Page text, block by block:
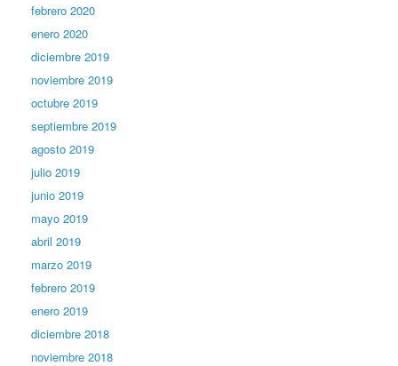
febrero 2020
enero 2020
diciembre 2019
noviembre 2019
octubre 2019
septiembre 2019
agosto 2019
julio 2019
junio 2019
mayo 2019
abril 2019
marzo 2019
febrero 2019
enero 2019
diciembre 2018
noviembre 2018